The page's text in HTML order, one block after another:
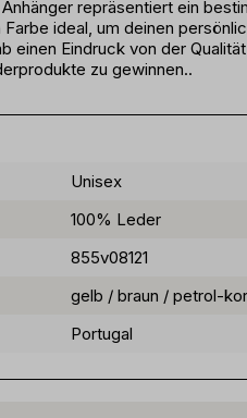
repräsentiert ein
ideal, um deinen
einen Eindruck von der
zu gewinnen..
Unisex
100% Leder
855v08121
gelb / braun / petrol-
Portugal